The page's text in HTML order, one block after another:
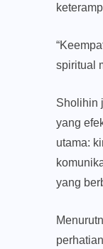
spiritual
Sholihin
yang
utama:
yang